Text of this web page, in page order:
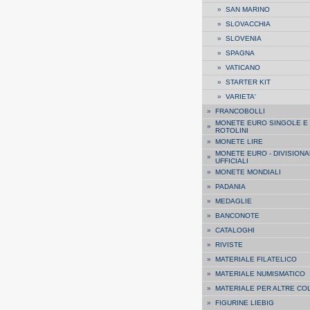
» SAN MARINO
» SLOVACCHIA
» SLOVENIA
» SPAGNA
» VATICANO
» STARTER KIT
» VARIETA'
» FRANCOBOLLI
» MONETE EURO SINGOLE E
ROTOLINI
» MONETE LIRE
» MONETE EURO -
UFFICIALI
» MONETE MONDIALI
» PADANIA
» MEDAGLIE
» BANCONOTE
» CATALOGHI
» RIVISTE
» MATERIALE FILATELICO
» MATERIALE NUMISMATICO
» MATERIALE PER ALTRE
» FIGURINE LIEBIG